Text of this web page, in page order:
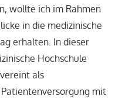
wollte ich im Rahmen
in die medizinische
erhalten. In dieser
Hochschule
als
mit